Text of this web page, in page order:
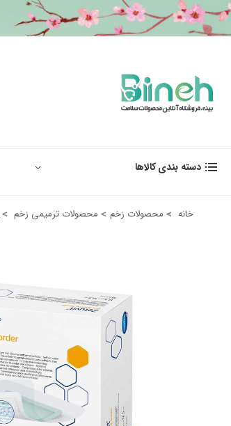
دسته بندی کالاها
خانه محصولات زخم محصولات ترمیمی زخم